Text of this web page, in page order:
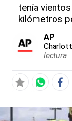
tenía
kilómetros
AP
lectura